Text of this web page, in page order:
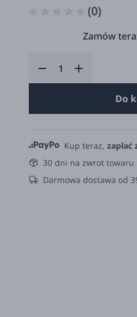
(0)
Zamów
Do
Kup teraz, zapłać
30 dni na zwrot towaru
Darmowa dostawa od